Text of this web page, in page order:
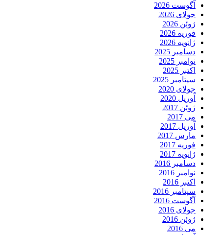
آگوست 2026
جولای 2026
ژوئن 2026
فوریه 2026
ژانویه 2026
دسامبر 2025
نوامبر 2025
اکتبر 2025
سپتامبر 2025
جولای 2020
آوریل 2020
ژوئن 2017
می 2017
آوریل 2017
مارس 2017
فوریه 2017
ژانویه 2017
دسامبر 2016
نوامبر 2016
اکتبر 2016
سپتامبر 2016
آگوست 2016
جولای 2016
ژوئن 2016
می 2016